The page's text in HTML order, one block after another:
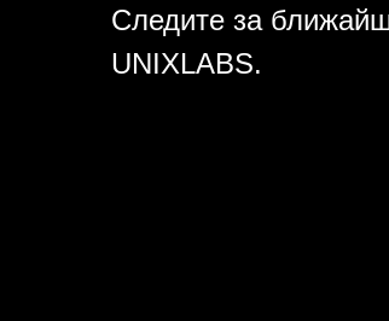
Следите за
UNIXLABS.